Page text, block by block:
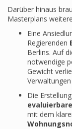
Darüber hinaus
Masterplans
Eine
Regierenden
Berlins. Auf
notwendige
Gewicht
Die
mit dem